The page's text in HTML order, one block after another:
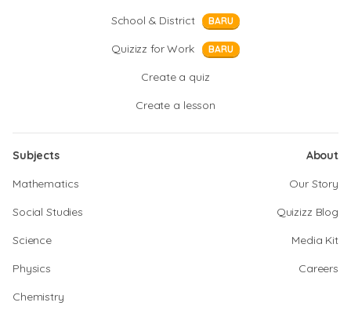
School & District
BARU
Quizizz for Work BARU
Create a quiz
Create a lesson
Subjects
Mathematics
Social Studies
Science
Physics
Chemistry
About
Our Story
Quizizz Blog
Media Kit
Careers